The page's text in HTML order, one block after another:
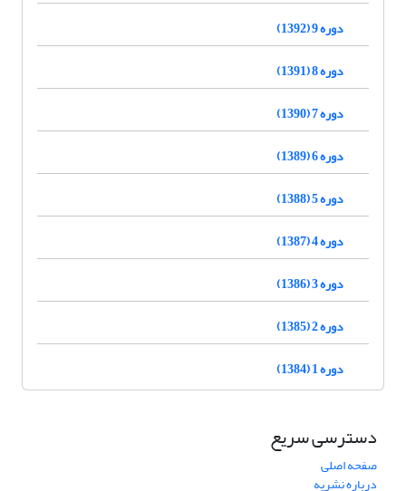
دوره 9 (1392)
دوره 8 (1391)
دوره 7 (1390)
دوره 6 (1389)
دوره 5 (1388)
دوره 4 (1387)
دوره 3 (1386)
دوره 2 (1385)
دوره 1 (1384)
دسترسی سریع
صفحه اصلی
درباره نشریه